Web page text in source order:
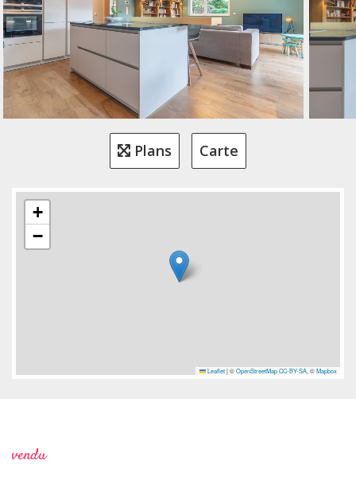
Plans Carte
+
−
Leaflet |©OpenStreetMap CC-BY-SA, ©Mapbox
vendu